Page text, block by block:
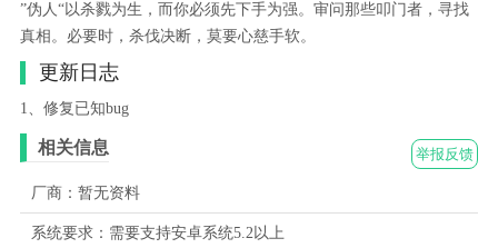
”伪人“以杀戮为生，而你必须先下手为强。审问那些叩门者，寻找
真相。必要时，杀伐决断，莫要心慈手软。
更新日志
1、修复已知bug
举报反馈
相关信息
厂商：暂无资料
系统要求：需要支持安卓系统5.2以上